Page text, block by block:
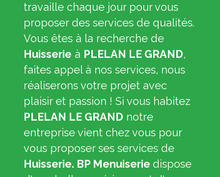
travaille chaque jour pour vous
proposer des services de qualités.
Vous êtes à la recherche de
Huisserie à PLELAN LE GRAND,
faites appel à nos services, nous
réaliserons votre projet avec
plaisir et passion ! Si vous habitez
PLELAN LE GRAND notre
entreprise vient chez vous pour
vous proposer ses services de
Huisserie. BP Menuiserie dispose